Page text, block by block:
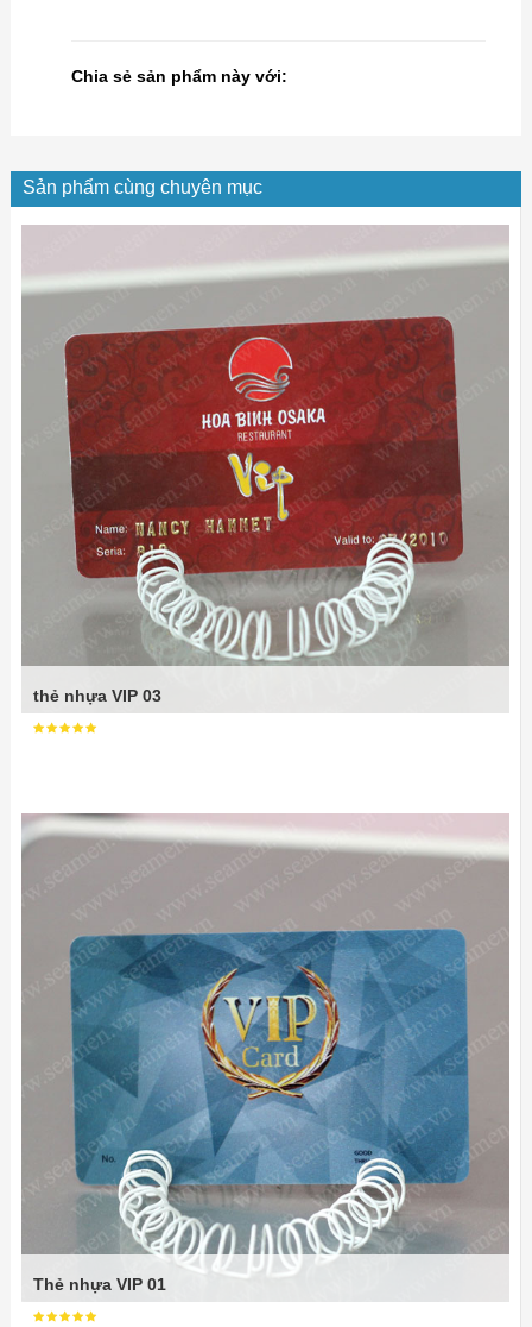
Chia sẻ sản phẩm này với:
Sản phẩm cùng chuyên mục
thẻ nhựa VIP 03
Thẻ nhựa VIP 01